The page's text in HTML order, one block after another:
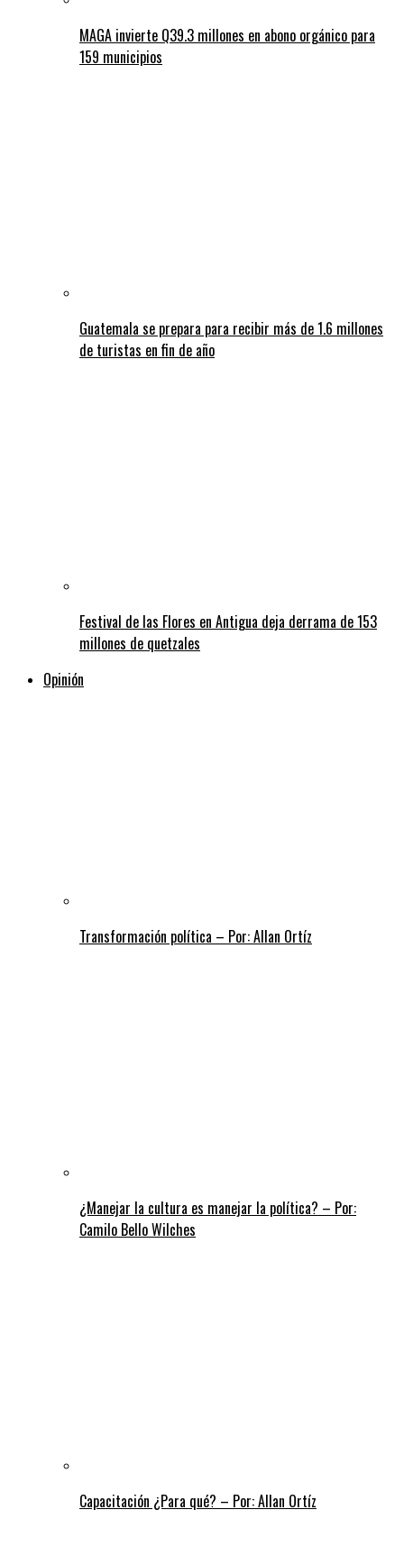
MAGA invierte Q39.3 millones en abono orgánico para
159 municipios
Guatemala se prepara para recibir más de 1.6 millones
de turistas en fin de año
Festival de las Flores en Antigua deja derrama de 153
millones de quetzales
Opinión
Transformación política – Por: Allan Ortíz
¿Manejar la cultura es manejar la política? – Por:
Camilo Bello Wilches
Capacitación ¿Para qué? – Por: Allan Ortíz